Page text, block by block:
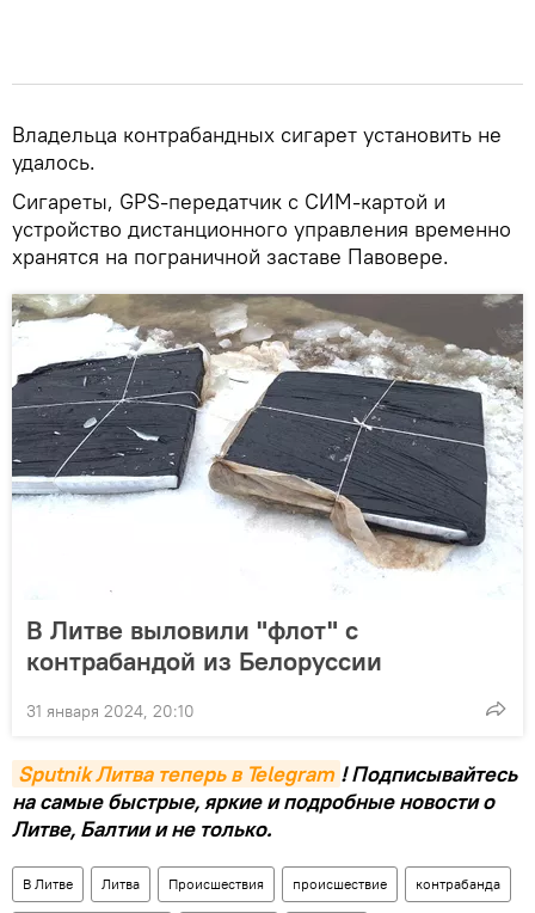
Владельца контрабандных сигарет установить не
удалось.
Сигареты, GPS-передатчик с СИМ-картой и
устройство дистанционного управления временно
хранятся на пограничной заставе Павовере.
В Литве выловили "флот" с
контрабандой из Белоруссии
31 января 2024, 20:10
Sputnik Литва теперь в Telegram ! Подписывайтесь
на самые быстрые, яркие и подробные новости о
Литве, Балтии и не только.
В Литве Литва Происшествия происшествие контрабанда